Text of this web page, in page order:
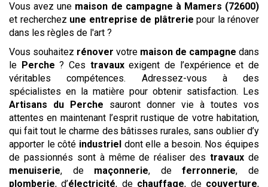
Vous avez une maison de campagne à Mamers (72600)
et recherchez une entreprise de plâtrerie pour la rénover
dans les règles de l'art ?
Vous souhaitez rénover votre maison de campagne dans
le Perche ? Ces travauxexigent de l’expérience et de
véritables compétences. Adressez-vous à des
spécialistes en la matière pour obtenir satisfaction. Les
Artisans du Perche sauront donner vie à toutes vos
attentes en maintenant l’esprit rustique de votre habitation,
qui fait tout le charme des bâtisses rurales, sans oublier d’y
apporter le côté industriel dont elle a besoin. Nos équipes
de passionnés sont à même de réaliser destravaux de
menuiserie, de maçonnerie, deferronnerie, de
plomberie, d’électricité, de chauffage, de couverture,